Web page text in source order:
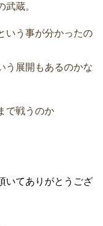
蔵。
いう事が分かったの
う展開もあるのかな
で戦うのか
いてありがとうござ